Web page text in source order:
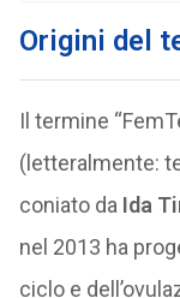
Origini del
Il termine
(letteralmente:
coniato da Ida
nel 2013 ha
ciclo e